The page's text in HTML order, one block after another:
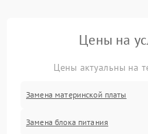
Цены на
Цены актуальны на
Замена материнской платы
Замена блока питания